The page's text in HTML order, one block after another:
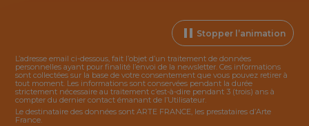
Stopper l’animation
L’adresse email ci-dessous, fait l’objet d’un traitement de données
personnelles ayant pour finalité l’envoi de la newsletter. Ces informations
sont collectées sur la base de votre consentement que vous pouvez retirer à
tout moment. Les informations sont conservées pendant la durée
strictement nécessaire au traitement c’est-à-dire pendant 3 (trois) ans à
compter du dernier contact émanant de l’Utilisateur.
Le destinataire des données sont ARTE FRANCE, les prestataires d’Arte
France.